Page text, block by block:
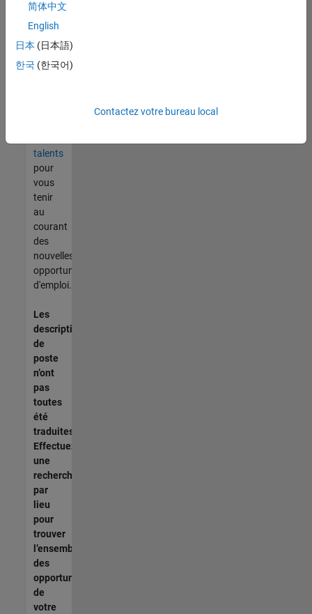
pas
d'offre
corresponde
à vos
talents
pour
vous
tenir
au
courant
des
nouvelles
opportunités
d'emploi.
Les
descriptions
de
poste
n’ont
pas
toutes
été
traduites.
Effectuez
une
recherche
par
lieu
pour
trouver
l’ensemble
des
opportunités
de
votre
简体中文
English
日本 (日本語)
한국 (한국어)
Contactez votre bureau local